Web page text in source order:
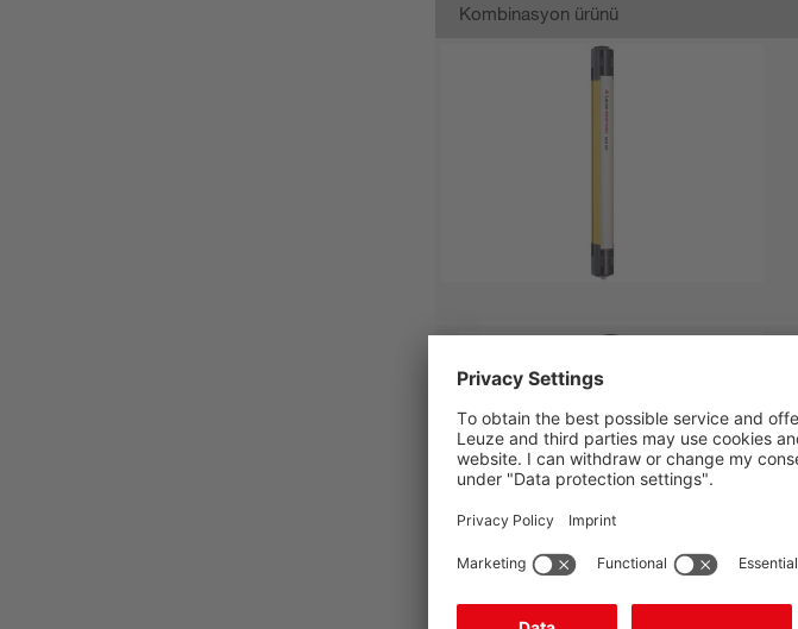
Kombinasyon ürünü